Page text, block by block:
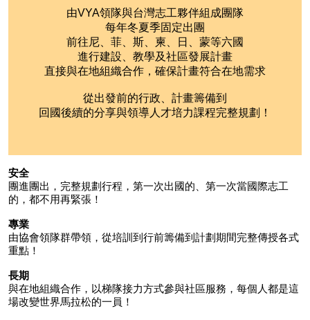
由VYA領隊與台灣志工夥伴組成團隊
每年冬夏季固定出團
前往尼、菲、斯、柬、日、蒙等六國
進行建設、教學及社區發展計畫
直接與在地組織合作， 確保計畫符合在地需求
從出發前的行政、計畫籌備到
回國後續的分享與領導人才培力課程完整規劃！
安全
團進團出，完整規劃行程，第一次出國的、第一次當國際志工
的，都不用再緊張！
專業
由協會領隊群帶領，從培訓到行前籌備到計劃期間完整傳授各式
重點！
長期
與在地組織合作，以梯隊接力方式參與社區服務，每個人都是這
場改變世界馬拉松的一員！